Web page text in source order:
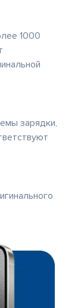
1000
зарядки,